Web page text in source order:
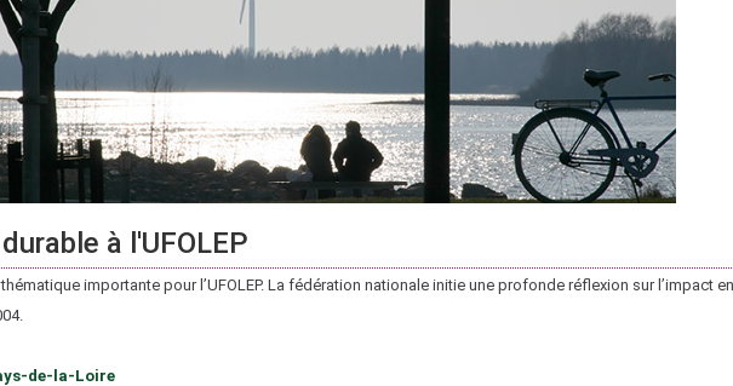
à l'UFOLEP
importante pour l’UFOLEP. La fédération nationale initie une profonde réflexion sur l’impact
de-la-Loire